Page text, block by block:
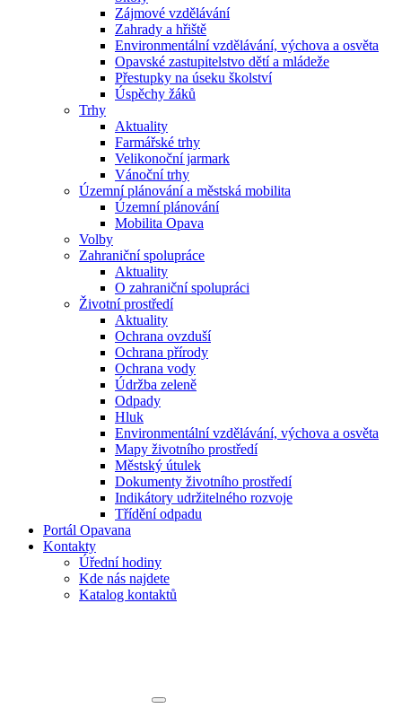
Zájmové vzdělávání
Zahrady a hřiště
Environmentální vzdělávání, výchova a osvěta
Opavské zastupitelstvo dětí a mládeže
Přestupky na úseku školství
Úspěchy žáků
Trhy
Aktuality
Farmářské trhy
Velikonoční jarmark
Vánoční trhy
Územní plánování a městská mobilita
Územní plánování
Mobilita Opava
Volby
Zahraniční spolupráce
Aktuality
O zahraniční spolupráci
Životní prostředí
Aktuality
Ochrana ovzduší
Ochrana přírody
Ochrana vody
Údržba zeleně
Odpady
Hluk
Environmentální vzdělávání, výchova a osvěta
Mapy životního prostředí
Městský útulek
Dokumenty životního prostředí
Indikátory udržitelného rozvoje
Třídění odpadu
Portál Opavana
Kontakty
Úřední hodiny
Kde nás najdete
Katalog kontaktů